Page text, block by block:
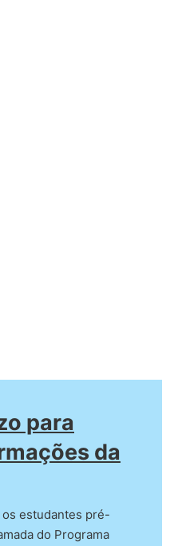
para
da
estudantes pré-
do Programa